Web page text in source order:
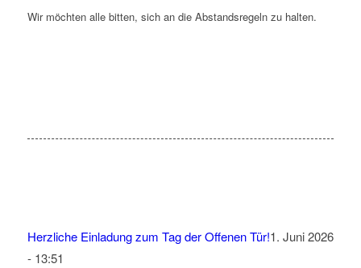
Wir möchten alle bitten, sich an die Abstandsregeln zu halten.
Herzliche Einladung zum Tag der Offenen Tür!1. Juni 2026
- 13:51